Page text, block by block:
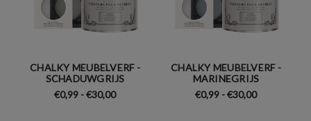
CHALKY MEUBELVERF -
SCHADUWGRIJS
€0,99 - €30,00
CHALKY MEUBELVERF -
MARINEGRIJS
€0,99 - €30,00